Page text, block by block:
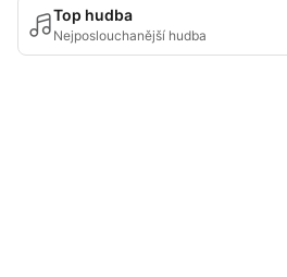
Top hudba
Nejposlouchanější hudba